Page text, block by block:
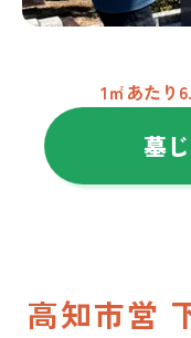
1㎡あたり
墓
高知市営